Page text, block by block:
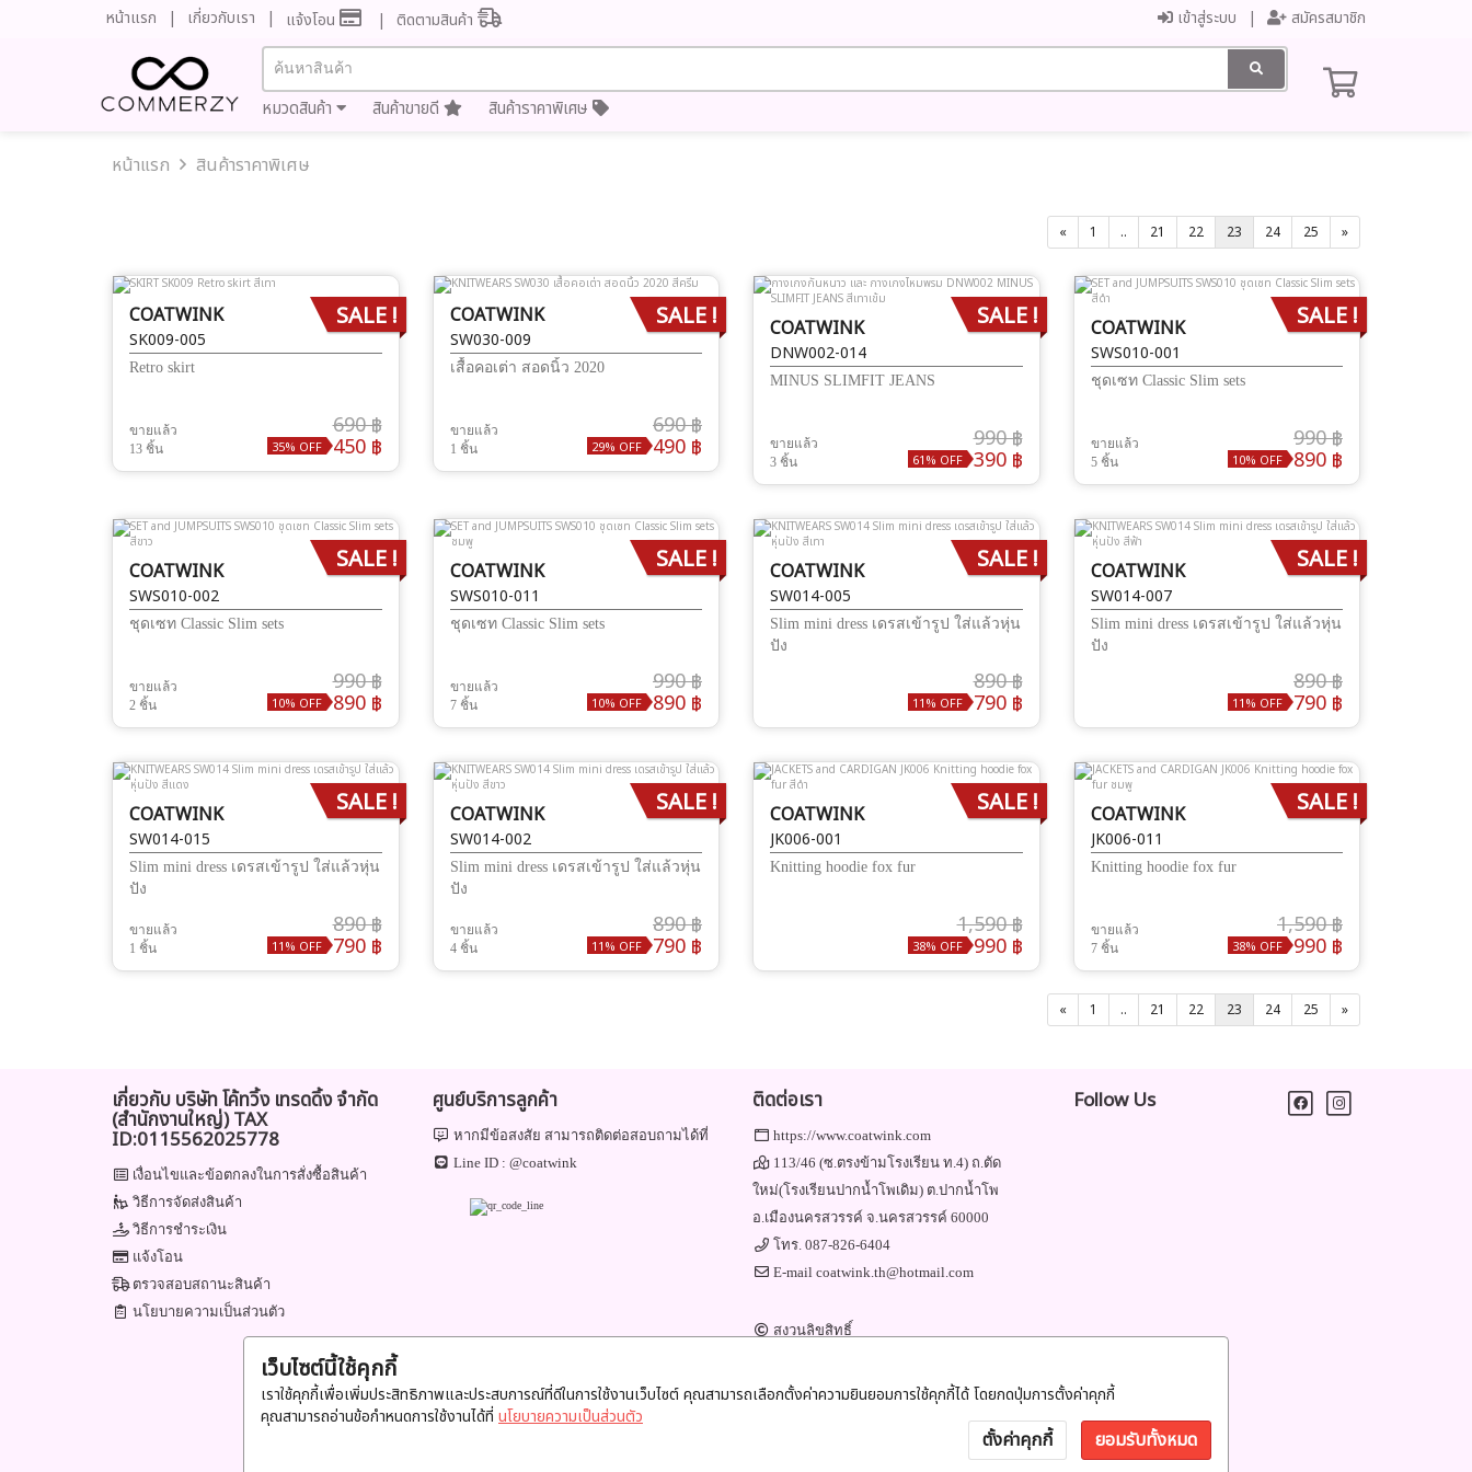
หน้าแรก เกี่ยวกับเรา แจ้งโอน ติดตามสินค้า เข้าสู่ระบบ สมัครสมาชิก
หมวดสินค้า สินค้าขายดี สินค้าราคาพิเศษ
เว็บไซต์นี้ใช้คุกกี้
เราใช้คุกกี้เพื่อเพิ่มประสิทธิภาพและประสบการณ์ที่ดีในการใช้งานเว็บไซต์ คุณสามารถเลือกตั้งค่าความยินยอมการใช้คุกกี้ได้ โดยกดปุ่มการตั้งค่าคุกกี้
คุณสามารถอ่านข้อกำหนดการใช้งานได้ที่ นโยบายความเป็นส่วนตัว
ตั้งค่าคุกกี้ ยอมรับทั้งหมด
หน้าแรก สินค้าราคาพิเศษ
« 1 .. 21 22 23 24 25 »
COATWINK
SK009-005
Retro skirt
ขายแล้ว
13 ชิ้น
690 ฿
450 ฿
35% OFF
SALE ! COATWINK
SW030-009
เสื้อคอเต่า สอดนิ้ว 2020
ขายแล้ว
1 ชิ้น
690 ฿
490 ฿
29% OFF
SALE ! COATWINK
DNW002-014
MINUS SLIMFIT JEANS
ขายแล้ว
3 ชิ้น
990 ฿
390 ฿
61% OFF
SALE ! COATWINK
SWS010-001
ชุดเซท Classic Slim sets
ขายแล้ว
5 ชิ้น
990 ฿
890 ฿
10% OFF
SALE !
COATWINK
SWS010-002
ชุดเซท Classic Slim sets
ขายแล้ว
2 ชิ้น
990 ฿
890 ฿
10% OFF
SALE ! COATWINK
SWS010-011
ชุดเซท Classic Slim sets
ขายแล้ว
7 ชิ้น
990 ฿
890 ฿
10% OFF
SALE ! COATWINK
SW014-005
Slim mini dress เดรสเข้ารูป ใส่แล้วหุ่น
ปัง
890 ฿
790 ฿
11% OFF
SALE ! COATWINK
SW014-007
Slim mini dress เดรสเข้ารูป ใส่แล้วหุ่น
ปัง
890 ฿
790 ฿
11% OFF
SALE !
COATWINK
SW014-015
Slim mini dress เดรสเข้ารูป ใส่แล้วหุ่น
ปัง
ขายแล้ว
1 ชิ้น
890 ฿
790 ฿
11% OFF
SALE ! COATWINK
SW014-002
Slim mini dress เดรสเข้ารูป ใส่แล้วหุ่น
ปัง
ขายแล้ว
4 ชิ้น
890 ฿
790 ฿
11% OFF
SALE ! COATWINK
JK006-001
Knitting hoodie fox fur
1,590 ฿
990 ฿
38% OFF
SALE ! COATWINK
JK006-011
Knitting hoodie fox fur
ขายแล้ว
7 ชิ้น
1,590 ฿
990 ฿
38% OFF
SALE !
« 1 .. 21 22 23 24 25 »
เกี่ยวกับ บริษัท โค้ทวิ้ง เทรดดิ้ง จำกัด
(สำนักงานใหญ่) TAX
ID:0115562025778
เงื่อนไขและข้อตกลงในการสั่งซื้อสินค้า
วิธีการจัดส่งสินค้า
วิธีการชำระเงิน
แจ้งโอน
ตรวจสอบสถานะสินค้า
นโยบายความเป็นส่วนตัว
ศูนย์บริการลูกค้า
หากมีข้อสงสัย สามารถติดต่อสอบถามได้ที่
Line ID : @coatwink
ติดต่อเรา
https://www.coatwink.com
113/46 (ซ.ตรงข้ามโรงเรียน ท.4) ถ.ตัด
ใหม่(โรงเรียนปากน้ำโพเดิม) ต.ปากน้ำโพ
อ.เมืองนครสวรรค์ จ.นครสวรรค์ 60000
โทร.087-826-6404
E-mailcoatwink.th@hotmail.com
สงวนลิขสิทธิ์
v1.20.0.02.20
Follow Us